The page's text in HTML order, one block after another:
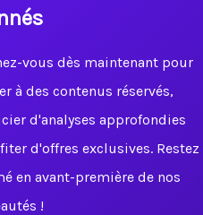
vous dès maintenant pour
à des contenus réservés,
d'analyses approfondies
d'offres exclusives. Restez
en avant-première de nos
!